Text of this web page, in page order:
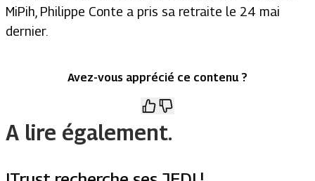
MiPih, Philippe Conte a pris sa retraite le 24 mai
dernier.
Avez-vous apprécié ce contenu ?
A lire également.